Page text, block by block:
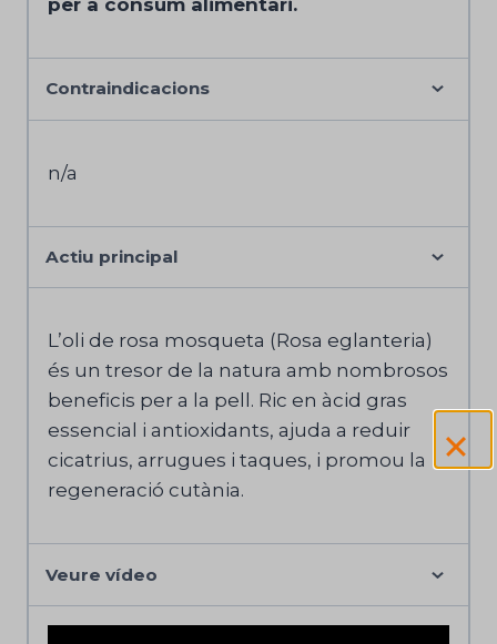
per a consum alimentari.
Contraindicacions
n/a
Actiu principal
L’oli de rosa mosqueta (Rosa eglanteria)
és un tresor de la natura amb nombrosos
beneficis per a la pell. Ric en àcid gras
essencial i antioxidants, ajuda a reduir
cicatrius, arrugues i taques, i promou la
regeneració cutània.
Veure vídeo